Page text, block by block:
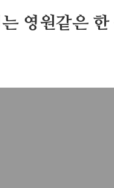
영원같은